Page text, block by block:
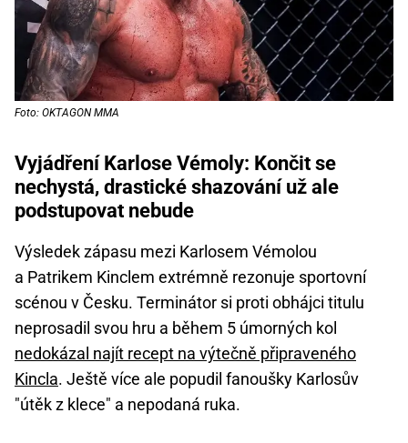
Foto: OKTAGON MMA
Vyjádření Karlose Vémoly: Končit se
nechystá, drastické shazování už ale
podstupovat nebude
Výsledek zápasu mezi Karlosem Vémolou
a Patrikem Kinclem extrémně rezonuje sportovní
scénou v Česku. Terminátor si proti obhájci titulu
neprosadil svou hru a během 5 úmorných kol
nedokázal najít recept na výtečně připraveného
Kincla. Ještě více ale popudil fanoušky Karlosův
"útěk z klece" a nepodaná ruka.